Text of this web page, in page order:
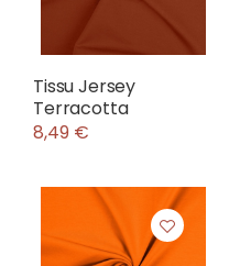
Tissu Jersey
Terracotta
8,49 €